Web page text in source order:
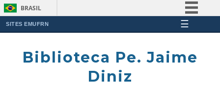
BRASIL
Participe
SITES EMUFRN ☰
Biblioteca Pe. Jaime
Diniz